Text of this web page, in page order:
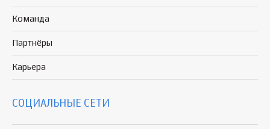
Команда
Партнёры
Карьера
СОЦИАЛЬНЫЕ СЕТИ